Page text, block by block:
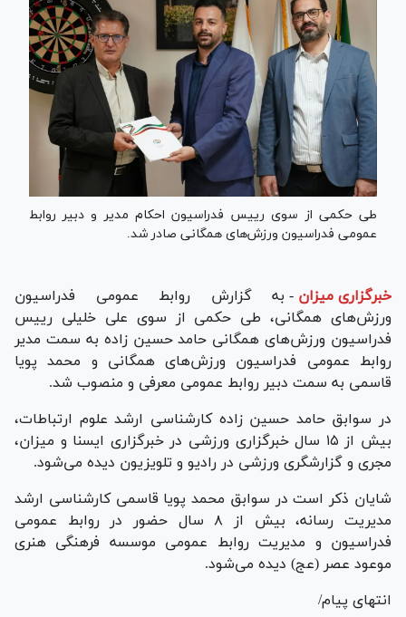
طی حکمی از سوی رییس فدراسیون احکام مدیر و دبیر روابط
عمومی فدراسیون ورزش‌های همگانی صادر شد.
خبرگزاری میزان - به گزارش روابط عمومی فدراسیون
ورزش‌های همگانی، طی حکمی از سوی علی خلیلی رییس
فدراسیون ورزش‌های همگانی حامد حسین زاده به سمت مدیر
روابط عمومی فدراسیون ورزش‌های همگانی و محمد پویا
قاسمی به سمت دبیر روابط عمومی معرفی و منصوب شد.
در سوابق حامد حسین زاده کارشناسی ارشد علوم ارتباطات،
بیش از ۱۵ سال خبرگزاری ورزشی در خبرگزاری ایسنا و میزان،
مجری و گزارشگری ورزشی در رادیو و تلویزیون دیده می‌شود.
شایان ذکر است در سوابق محمد پویا قاسمی کارشناسی ارشد
مدیریت رسانه، بیش از ۸ سال حضور در روابط عمومی
فدراسیون و مدیریت روابط عمومی موسسه فرهنگی هنری
موعود عصر (عج) دیده می‌شود.
انتهای پیام/